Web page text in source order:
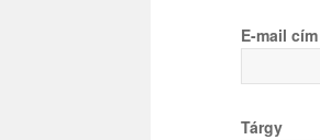
E-mail cím
Tárgy